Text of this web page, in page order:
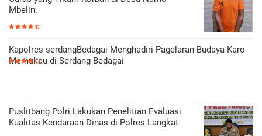
Mbelin.
Kapolres serdangBedagai Menghadiri Pagelaran Budaya Karo
Memukau di Serdang Bedagai
Puslitbang Polri Lakukan Penelitian Evaluasi
Kualitas Kendaraan Dinas di Polres Langkat